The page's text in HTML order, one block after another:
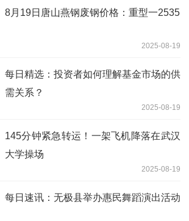
8月19日唐山燕钢废钢价格：重型一2535
2025-08-19
每日精选：投资者如何理解基金市场的供
需关系？
2025-08-19
145分钟紧急转运！一架飞机降落在武汉
大学操场
2025-08-19
每日速讯：无极县举办惠民舞蹈演出活动